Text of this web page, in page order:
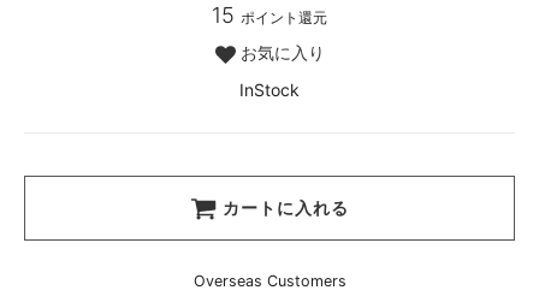
15 ポイント還元
お気に入り
InStock
カートに入れる
Overseas Customers